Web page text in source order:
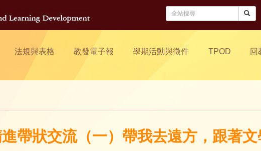
法規與表格 教發電子報 學期活動與徵件 TPOD 回
帶狀交流（一）帶我去遠方，跟著